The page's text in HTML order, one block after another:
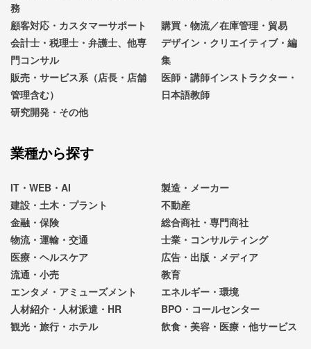
務
顧客対応・カスタマーサポート
購買・物流／在庫管理・貿易
会計士・税理士・弁護士、他専
門コンサル
デザイン・クリエイティブ・編
集
販売・サービス系（店長・店舗
管理含む）
医師・講師インストラクター・
日本語教師
研究開発・その他
業種から探す
IT・WEB・AI
製造・メーカー
建設・土木・プラント
不動産
金融・保険
総合商社・専門商社
物流・運輸・交通
士業・コンサルティング
医療・ヘルスケア
広告・出版・メディア
流通・小売
教育
エンタメ・アミューズメント
エネルギー・環境
人材紹介・人材派遣・HR
BPO・コールセンター
観光・旅行・ホテル
飲食・美容・医療・他サービス